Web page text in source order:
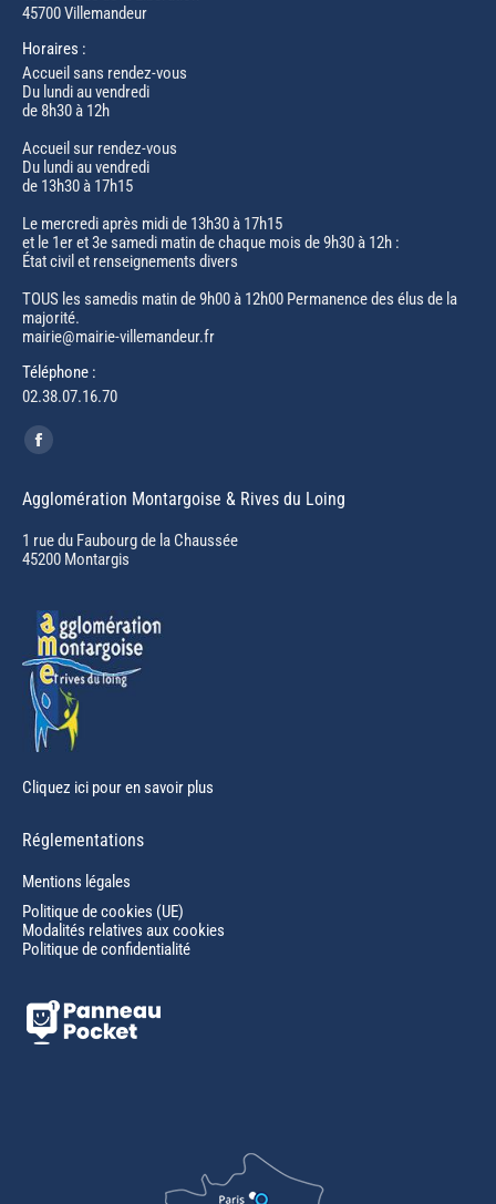
45700 Villemandeur
Horaires :
Accueil sans rendez-vous
Du lundi au vendredi
de 8h30 à 12h
Accueil sur rendez-vous
Du lundi au vendredi
de 13h30 à 17h15
Le mercredi après midi de 13h30 à 17h15
et le 1er et 3e samedi matin de chaque mois de 9h30 à 12h :
État civil et renseignements divers
TOUS les samedis matin de 9h00 à 12h00 Permanence des élus de la
majorité.
mairie@mairie-villemandeur.fr
Téléphone :
02.38.07.16.70
Trouvez nous sur :
Facebook
opens
in
new
Agglomération Montargoise & Rives du Loing
1 rue du Faubourg de la Chaussée
45200 Montargis
Cliquez ici pour en savoir plus
Réglementations
Mentions légales
Politique de cookies (UE)
Modalités relatives aux cookies
Politique de confidentialité